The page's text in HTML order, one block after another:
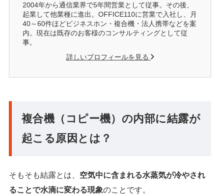
2004年から通信業界で5年間営業として従事。その後、
起業して他業種に進出。OFFICE110に営業で入社し、月
40～60件ほどビジネスホン・複合機・法人携帯などを案
内。現在は既存のお客様のコンサルティングとして従
事。
詳しいプロフィールを見る
複合機（コピー機）の内部に結露が
起こる原因とは？
そもそも結露とは、 空気中に含まれる水蒸気が冷やされ
ることで水滴に変わる現象のことです。